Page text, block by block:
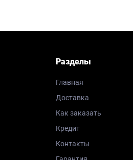
Разделы
Главная
Доставка
Как заказать
Кредит
Контакты